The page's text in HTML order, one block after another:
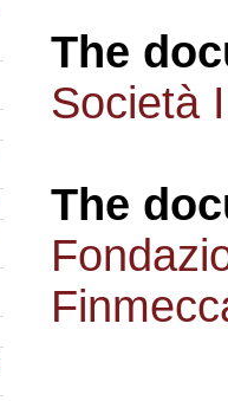
The
Società
The